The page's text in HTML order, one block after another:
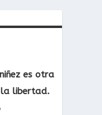
es otra
libertad.